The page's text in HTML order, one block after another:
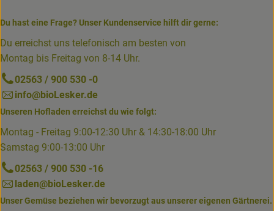
Du hast eine Frage? Unser Kundenservice hilft dir gerne:
Du erreichst uns telefonisch am besten von
Montag bis Freitag von 8-14 Uhr.
02563 / 900 530 -0
info@bioLesker.de
Unseren Hofladen erreichst du wie folgt:
Montag - Freitag 9:00-12:30 Uhr & 14:30-18:00 Uhr
Samstag 9:00-13:00 Uhr
02563 / 900 530 -16
laden@bioLesker.de
Unser Gemüse beziehen wir bevorzugt aus unserer eigenen Gärtnerei.